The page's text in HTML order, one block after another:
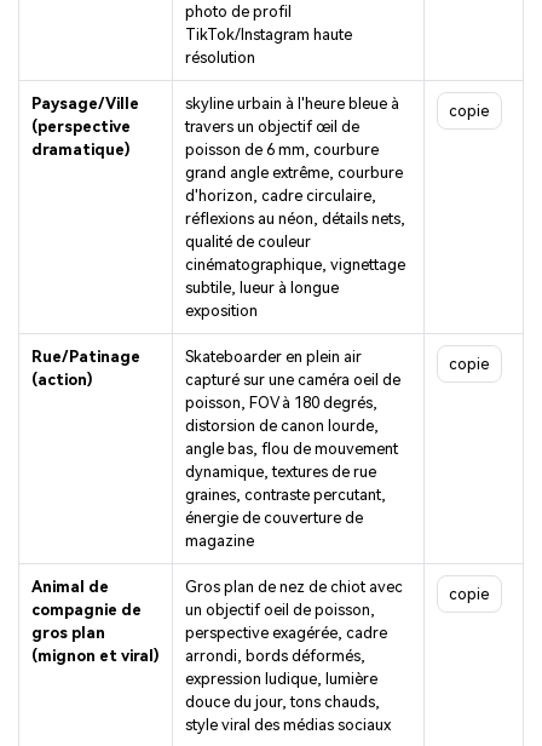
photo de profil
TikTok/Instagram haute
résolution
Paysage/Ville
(perspective
dramatique)
skyline urbain à l'heure bleue à
travers un objectif œil de
poisson de 6 mm, courbure
grand angle extrême, courbure
d'horizon, cadre circulaire,
réflexions au néon, détails nets,
qualité de couleur
cinématographique, vignettage
subtile, lueur à longue
exposition
copie
Rue/Patinage
(action)
Skateboarder en plein air
capturé sur une caméra oeil de
poisson, FOV à 180 degrés,
distorsion de canon lourde,
angle bas, flou de mouvement
dynamique, textures de rue
graines, contraste percutant,
énergie de couverture de
magazine
copie
Animal de
compagnie de
gros plan
(mignon et viral)
Gros plan de nez de chiot avec
un objectif oeil de poisson,
perspective exagérée, cadre
arrondi, bords déformés,
expression ludique, lumière
douce du jour, tons chauds,
style viral des médias sociaux
copie